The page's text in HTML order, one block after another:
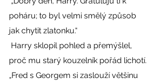
poháru; to byl velmi smělý způsob
jak chytit zlatonku.“
proč mu starý kouzelník pořád lichotí.
„Fred s Georgem si zaslouží většinu